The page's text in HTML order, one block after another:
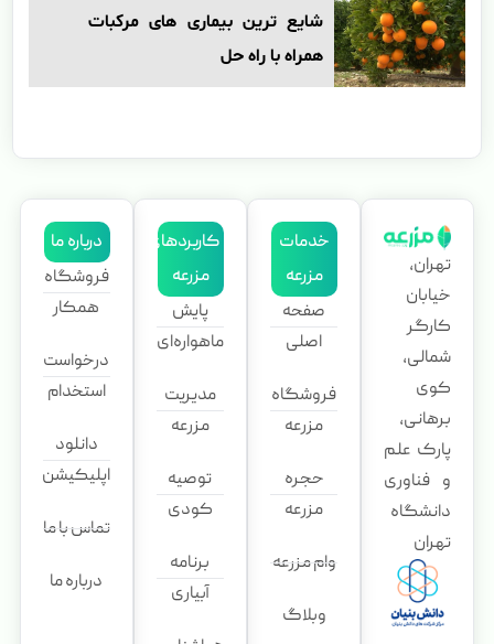
شایع ترین بیماری های مرکبات
همراه با راه حل
تهران،
خیابان
کارگر
شمالی،
کوی
برهانی،
پارک علم
و فناوری
دانشگاه
تهران
خدمات
مزرعه
صفحه
اصلی
فروشگاه
مزرعه
حجره
مزرعه
وام مزرعه
وبلاگ
کاربردهای
مزرعه
پایش
ماهواره‌ای
مدیریت
مزرعه
توصیه
کودی
برنامه
آبیاری
درباره ما
فروشگاه
همکار
درخواست
استخدام
دانلود
اپلیکیشن
تماس با ما
درباره ما